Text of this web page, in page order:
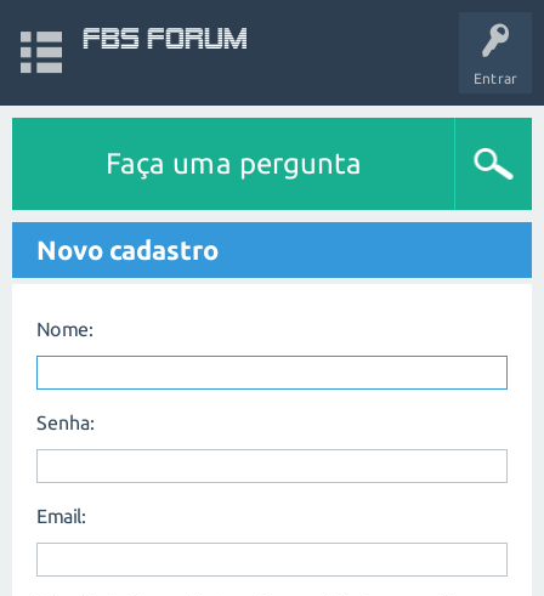
Entrar
FBS Forum
Faça uma pergunta
Novo cadastro
Nome:
Senha:
Email: